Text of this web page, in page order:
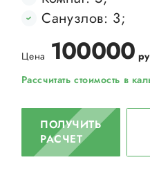
Санузлов: 3;
Цена 100000
Рассчитать стоимость в
ПОЛУЧИТЬ
РАСЧЕТ